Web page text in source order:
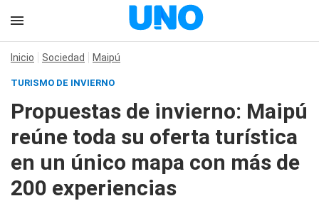
Inicio Sociedad Maipú
TURISMO DE INVIERNO
Propuestas de invierno: Maipú
reúne toda su oferta turística
en un único mapa con más de
200 experiencias